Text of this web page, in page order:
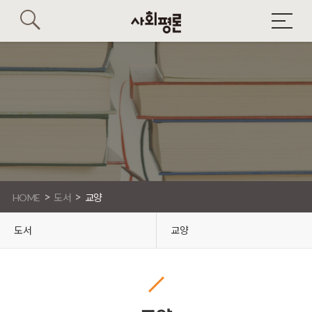
HOME > 도서 > 교양
도서 교양